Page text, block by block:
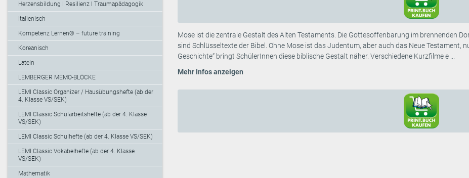
Herzensbildung I Resilienz I Traumapädagogik
Italienisch
Kompetenz Lernen® – future training
Koreanisch
Latein
LEMBERGER MEMO-BLÖCKE
LEMI Classic Organizer / Hausübungshefte (ab der
4. Klasse VS/SEK)
LEMI Classic Schularbeitshefte (ab der 4. Klasse
VS/SEK)
LEMI Classic Schulhefte (ab der 4. Klasse VS/SEK)
LEMI Classic Vokabelhefte (ab der 4. Klasse
VS/SEK)
Mathematik
Mose ist die zentrale Gestalt des Alten Testaments. Die Gottesoffenbarung im brennenden
sind Schlüsseltexte der Bibel. Ohne Mose ist das Judentum, aber auch das Neue Testament,
Geschichte“ bringt SchülerInnen diese biblische Gestalt näher. Verschiedene Kurzfilme e ...
Mehr Infos anzeigen